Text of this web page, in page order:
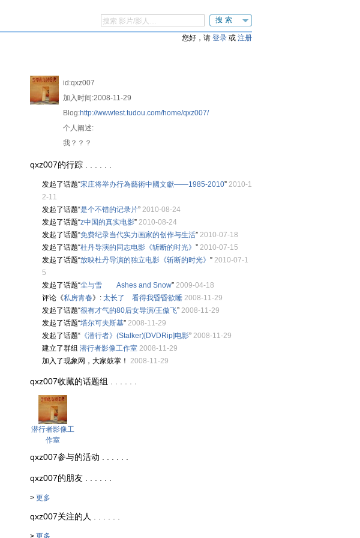
搜索
您好，请 登录 或 注册
id:qxz007
加入时间:2008-11-29
Blog:http://wwwtest.tudou.com/home/qxz007/
个人阐述:
我？？？
qxz007的行踪 . . . . . .
发起了话题“宋庄将举办行為藝術中國文獻——1985-2010” 2010-1
2-11
发起了话题“是个不错的记录片” 2010-08-24
发起了话题“z中国的真实电影” 2010-08-24
发起了话题“免费纪录当代实力画家的创作与生活” 2010-07-18
发起了话题“杜丹导演的同志电影《斩断的时光》 ” 2010-07-15
发起了话题“放映杜丹导演的独立电影《斩断的时光》 ” 2010-07-1
5
发起了话题“尘与雪 Ashes and Snow” 2009-04-18
评论《私房青春》: 太长了 看得我昏昏欲睡 2008-11-29
发起了话题“很有才气的80后女导演/王傲飞” 2008-11-29
发起了话题“塔尔可夫斯基” 2008-11-29
发起了话题“ 《潜行者》(Stalker)[DVDRip]电影” 2008-11-29
建立了群组 潜行者影像工作室 2008-11-29
加入了现象网，大家鼓掌！ 2008-11-29
qxz007收藏的话题组 . . . . . .
潜行者影像工
作室
qxz007参与的活动 . . . . . .
qxz007的朋友 . . . . . .
> 更多
qxz007关注的人 . . . . . .
> 更多